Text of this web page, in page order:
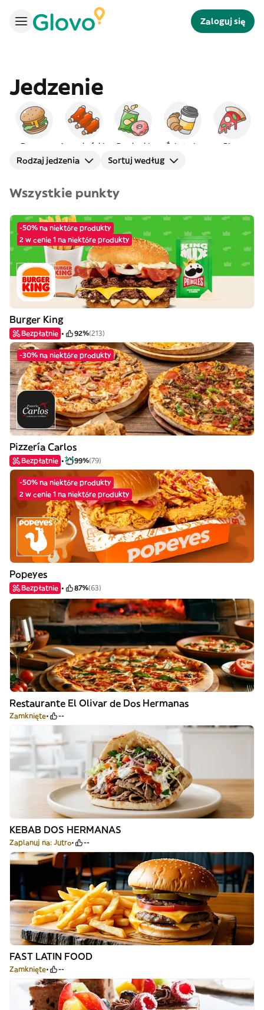
Zaloguj się
Jedzenie
Burgery Amerykańskie Przekąski Śniadanie Pizza
Rodzaj jedzenia Sortuj według
Wszystkie punkty
-50% na niektóre produkty
2 w cenie 1 na niektóre produkty
Burger King
Bezpłatnie 92%(213)
-30% na niektóre produkty
Pizzería Carlos
Bezpłatnie 99%(79)
-50% na niektóre produkty
2 w cenie 1 na niektóre produkty
Popeyes
Bezpłatnie 87%(63)
Restaurante El Olivar de Dos Hermanas
Zamknięte --
KEBAB DOS HERMANAS
Zaplanuj na: Jutro --
FAST LATIN FOOD
Zamknięte --